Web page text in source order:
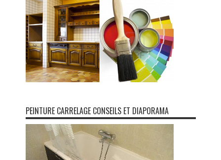
PEINTURE CARRELAGE CONSEILS ET DIAPORAMA